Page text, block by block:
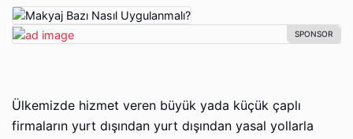
Ülkemizde hizmet veren büyük yada küçük çaplı
firmaların yurt dışından yurt dışından yasal yollarla